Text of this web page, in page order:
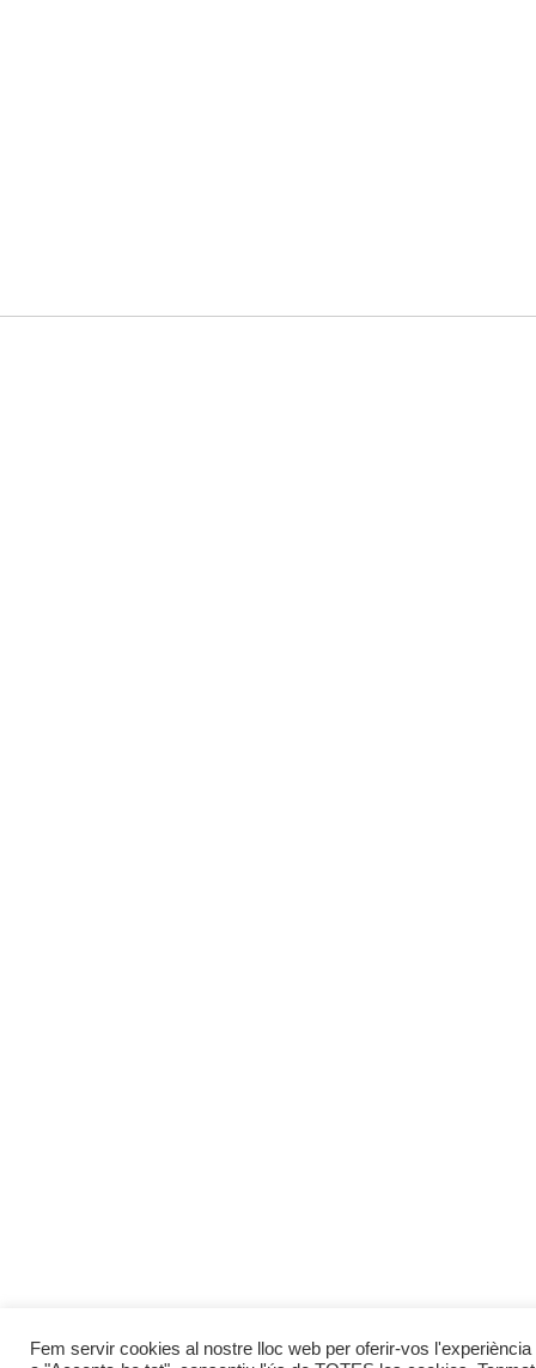
Fem servir cookies al nostre lloc web per oferir-vos